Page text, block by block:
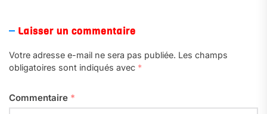
Laisser un commentaire
Votre adresse e-mail ne sera pas publiée. Les champs
obligatoires sont indiqués avec *
Commentaire *